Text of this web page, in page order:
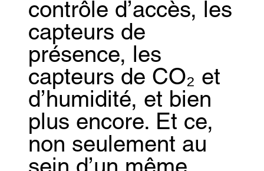
contrôle d’accès, les
capteurs de
présence, les
capteurs de CO₂ et
d’humidité, et bien
plus encore. Et ce,
non seulement au